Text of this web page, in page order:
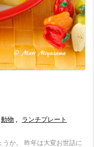
動物 , ランチプレート
か。 昨年は大変お世話に